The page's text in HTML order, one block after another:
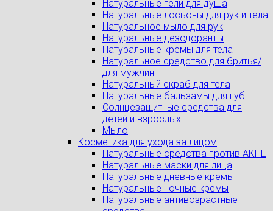
Натуральные гели для душа
Натуральные лосьоны для рук и тела
Натуральное мыло для рук
Натуральные дезодоранты
Натуральные кремы для тела
Натуральное средство для бритья/
для мужчин
Натуральный скраб для тела
Натуральные бальзамы для губ
Солнцезащитные средства для
детей и взрослых
Мыло
Косметика для ухода за лицом
Натуральные средства против АКНЕ
Натуральные маски для лица
Натуральные дневные кремы
Натуральные ночные кремы
Натуральные антивозрастные